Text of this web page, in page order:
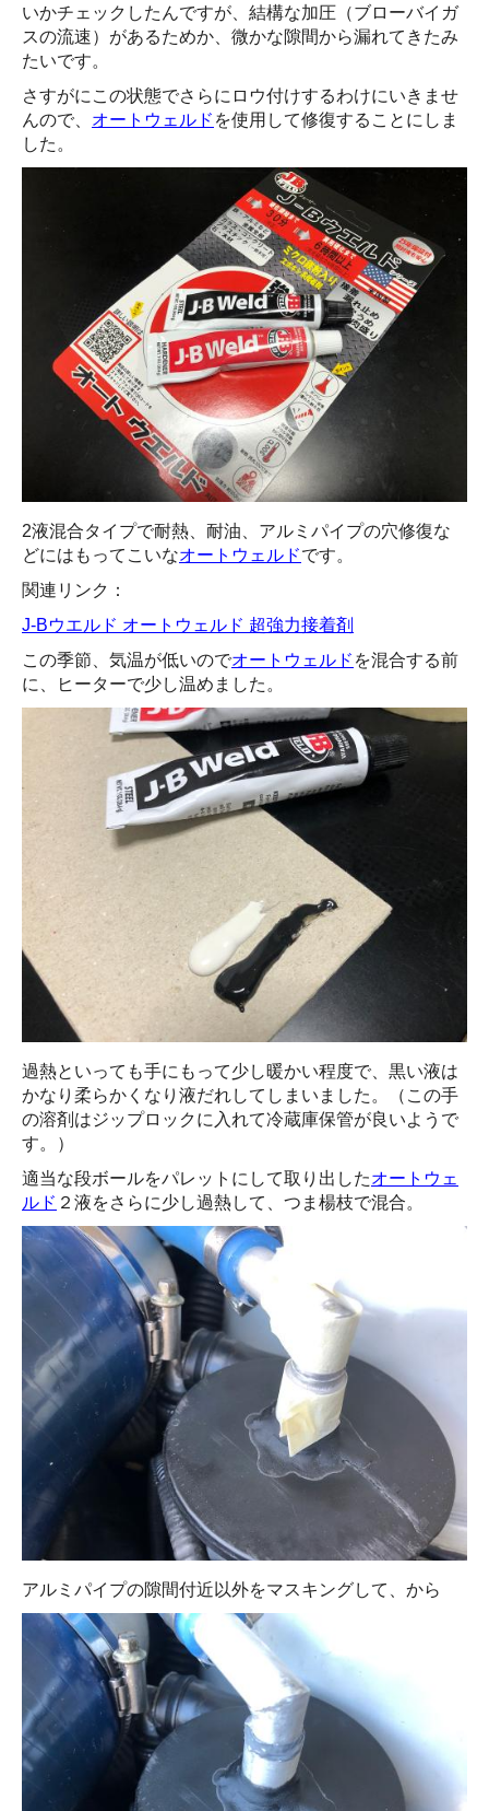
いかチェックしたんですが、結構な加圧（ブローバイガ
スの流速）があるためか、微かな隙間から漏れてきたみ
たいです。
さすがにこの状態でさらにロウ付けするわけにいきませ
んので、 オートウェルド を使用して修復することにしま
した。
2液混合タイプで耐熱、耐油、アルミパイプの穴修復な
どにはもってこいなオートウェルドです。
関連リンク：
J-Bウエルド オートウェルド 超強力接着剤
この季節、気温が低いのでオートウェルド を混合する前
に、ヒーターで少し温めました。
過熱といっても手にもって少し暖かい程度で、黒い液は
かなり柔らかくなり液だれしてしまいました。（この手
の溶剤はジップロックに入れて冷蔵庫保管が良いようで
す。）
適当な段ボールをパレットにして取り出したオートウェ
ルド ２液をさらに少し過熱して、つま楊枝で混合。
アルミパイプの隙間付近以外をマスキングして、から